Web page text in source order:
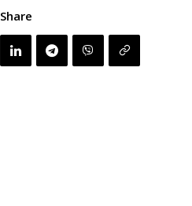
Share